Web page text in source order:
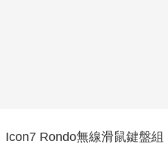
Icon7 Rondo無線滑鼠鍵盤